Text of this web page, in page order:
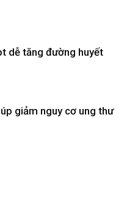
dễ tăng đường huyết
giảm nguy cơ ung thư